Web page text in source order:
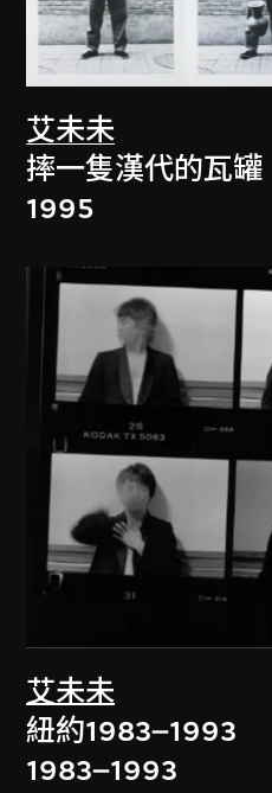
艾未未
摔一隻漢代的瓦罐
1995
艾未未
紐約1983–1993
1983–1993